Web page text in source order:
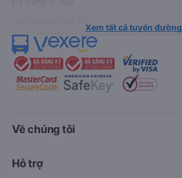
Xem tất cả tuyến đường
Về chúng tôi
Hỗ trợ